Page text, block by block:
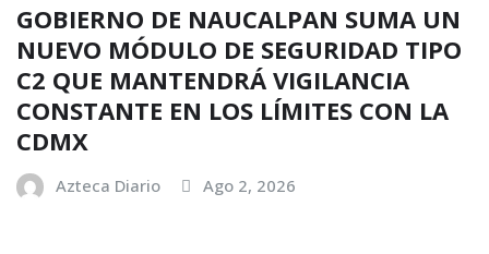
GOBIERNO DE NAUCALPAN SUMA UN
NUEVO MÓDULO DE SEGURIDAD TIPO
C2 QUE MANTENDRÁ VIGILANCIA
CONSTANTE EN LOS LÍMITES CON LA
CDMX
Azteca Diario Ago 2, 2026